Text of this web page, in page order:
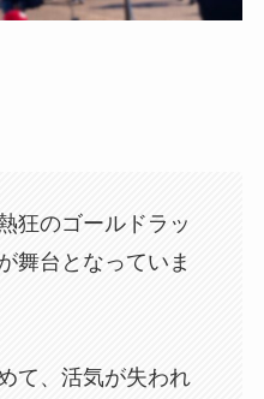
狂のゴールドラッ
舞台となっていま
て、活気が失われ